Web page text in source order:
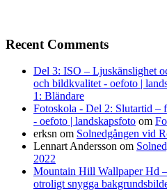
Recent Comments
Del 3: ISO – Ljuskänslighet
och bildkvalitet - oefoto |
1: Bländare
Fotoskola - Del 2: Slutartid –
- oefoto | landskapsfoto om
erksn om Solnedgången vid
Lennart Andersson om
2022
Mountain Hill Wallpaper Hd
otroligt snygga